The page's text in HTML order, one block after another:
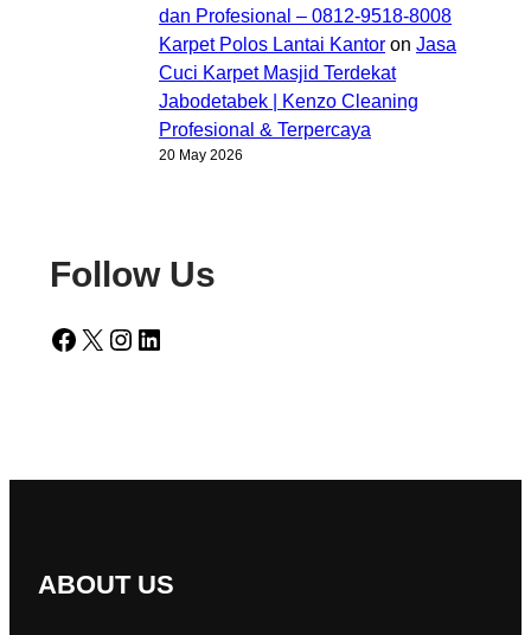
dan Profesional – 0812-9518-8008
Karpet Polos Lantai Kantor on Jasa
Cuci Karpet Masjid Terdekat
Jabodetabek | Kenzo Cleaning
Profesional & Terpercaya
20 May 2026
Follow Us
Facebook X Instagram LinkedIn
ABOUT US